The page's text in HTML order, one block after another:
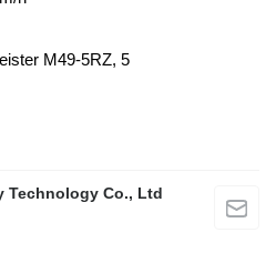
M49-5RZ, 5
Technology Co., Ltd